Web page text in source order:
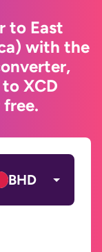
to East
with the
XCD
BHD